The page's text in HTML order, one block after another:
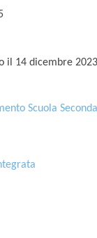
il 14 dicembre 2023
Scuola